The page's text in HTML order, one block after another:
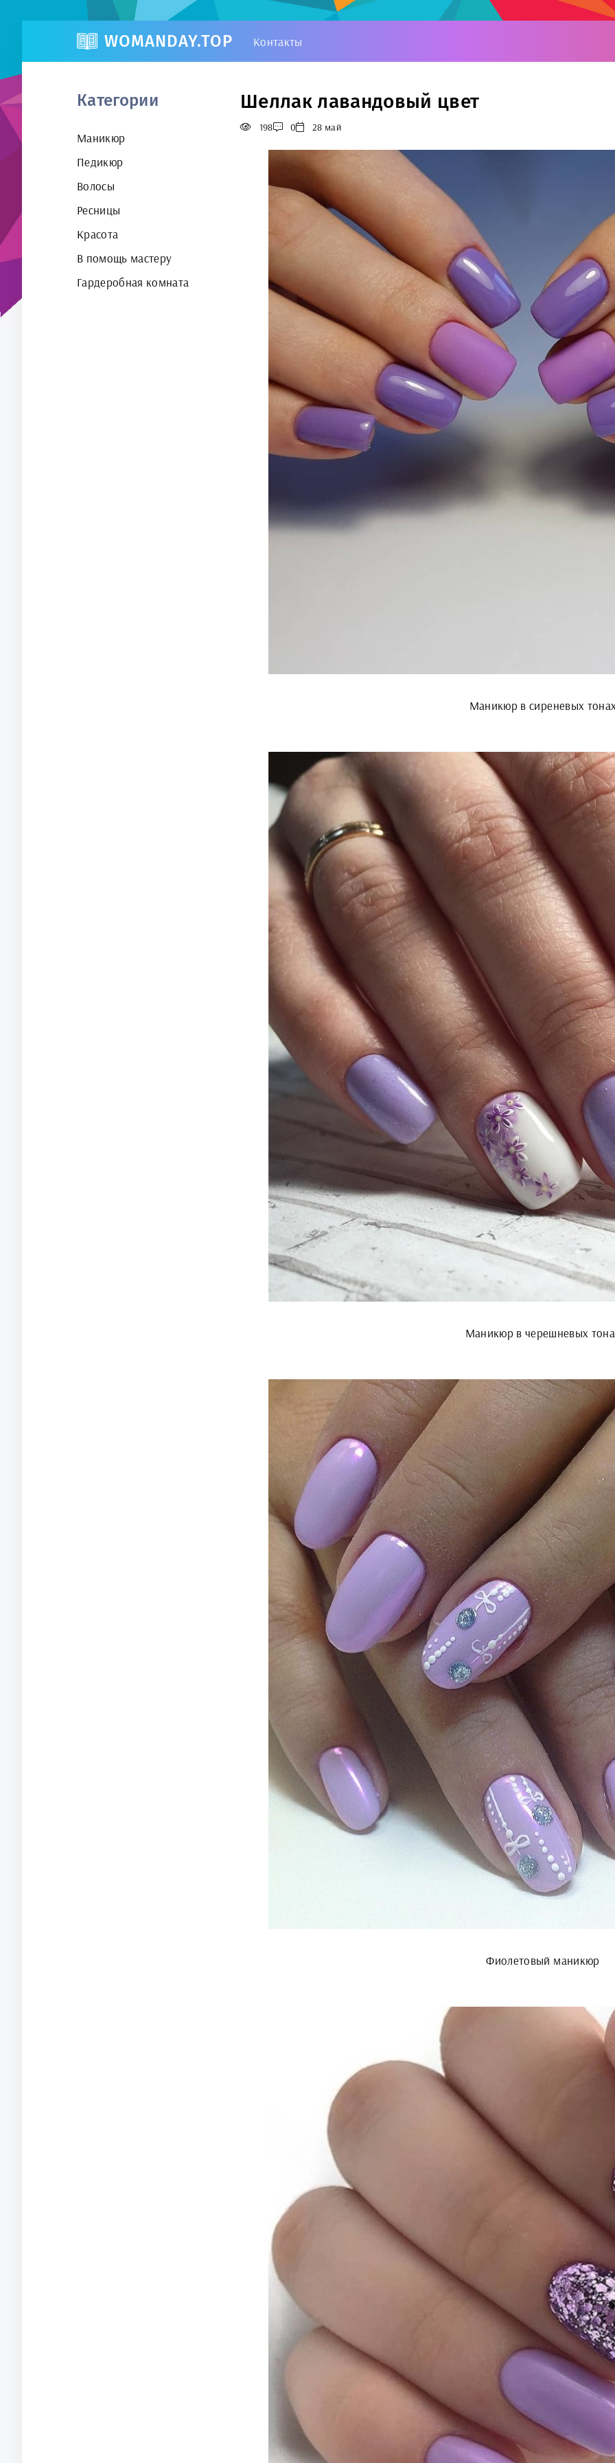
WOMANDAY.TOP Контакты
Категории
Маникюр
Педикюр
Волосы
Ресницы
Красота
В помощь мастеру
Гардеробная комната
Шеллак лавандовый цвет
198 0 28 май
Маникюр в сиреневых
Маникюр в черешневых
Фиолетовый маникюр